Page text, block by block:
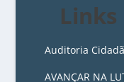
Auditoria
AVANÇAR NA